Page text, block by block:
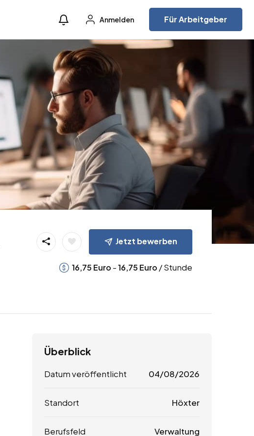
Anmelden Für Arbeitgeber
Jetzt bewerben
16,75 Euro -16,75 Euro / Stunde
Überblick
Datum veröffentlicht 04/08/2026
Standort Höxter
Berufsfeld Verwaltung